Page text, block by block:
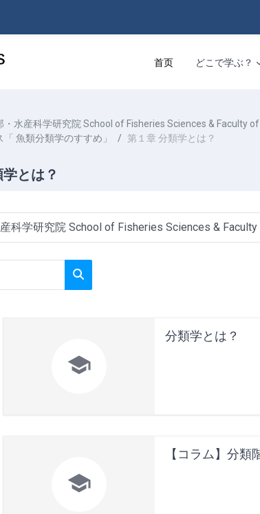
首页 どこで学ぶ？
・水産科学研究院 School of Fisheries Sciences & Faculty
魚類分類学のすすめ」
第１章 分類学とは？
とは？
搜索课程

分類学とは？

【コラム】分類